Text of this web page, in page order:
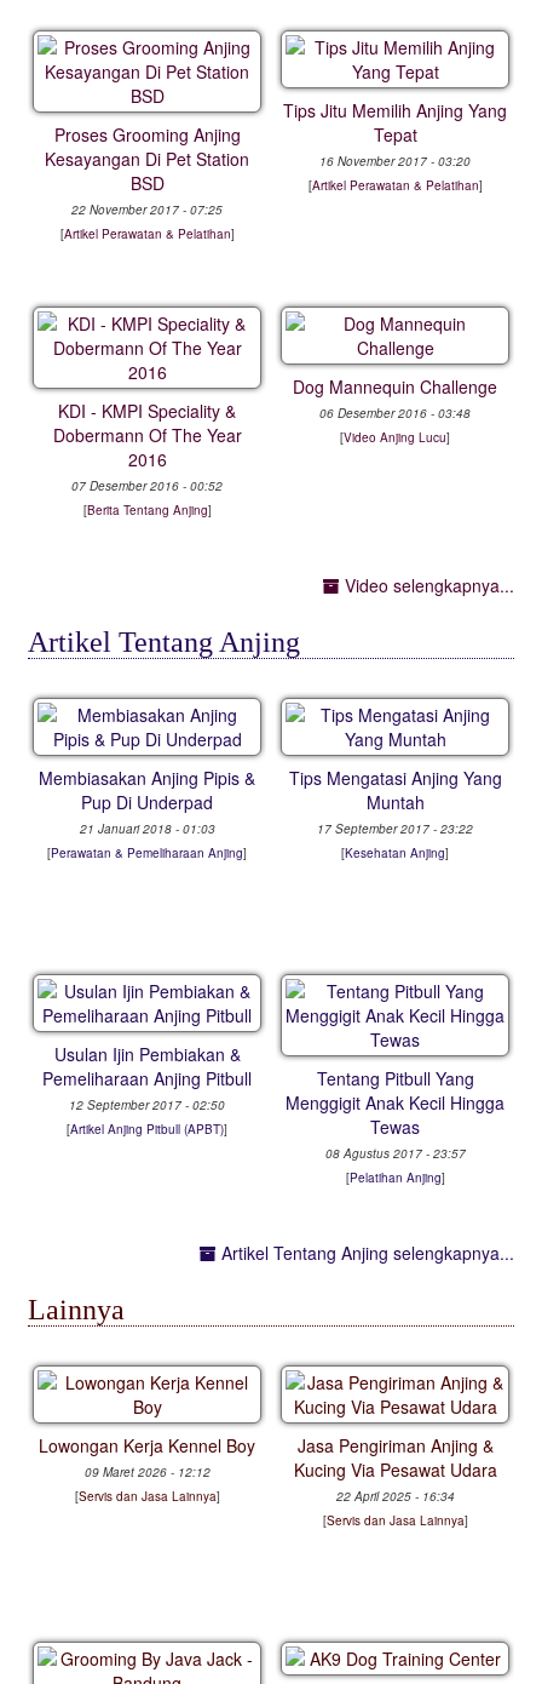
Proses Grooming Anjing
Kesayangan Di Pet Station
BSD
22 November 2017 - 07:25
[Artikel Perawatan & Pelatihan]
Tips Jitu Memilih Anjing Yang
Tepat
16 November 2017 - 03:20
[Artikel Perawatan & Pelatihan]
KDI - KMPI Speciality &
Dobermann Of The Year
2016
07 Desember 2016 - 00:52
[Berita Tentang Anjing]
Dog Mannequin Challenge
06 Desember 2016 - 03:48
[Video Anjing Lucu]
Video selengkapnya...
Artikel Tentang Anjing
Membiasakan Anjing Pipis &
Pup Di Underpad
21 Januari 2018 - 01:03
[Perawatan & Pemeliharaan Anjing]
Tips Mengatasi Anjing Yang
Muntah
17 September 2017 - 23:22
[Kesehatan Anjing]
Usulan Ijin Pembiakan &
Pemeliharaan Anjing Pitbull
12 September 2017 - 02:50
[Artikel Anjing Pitbull (APBT)]
Tentang Pitbull Yang
Menggigit Anak Kecil Hingga
Tewas
08 Agustus 2017 - 23:57
[Pelatihan Anjing]
Artikel Tentang Anjing selengkapnya...
Lainnya
Lowongan Kerja Kennel Boy
09 Maret 2026 - 12:12
[Servis dan Jasa Lainnya]
Jasa Pengiriman Anjing &
Kucing Via Pesawat Udara
22 April 2025 - 16:34
[Servis dan Jasa Lainnya]